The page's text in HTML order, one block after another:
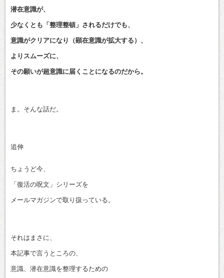
潜在意識が、
少なくとも「整理整頓」されるだけでも、
意識がクリアになり（顕在意識が拡大する）、
よりスムーズに、
その願いが超意識に届くことになるのだから。
ま。そんな話だ。
追伸
ちょうど今、
「復活の呪文」シリーズを
メールマガジンで取り扱っている。
それはまさに、
本記事で言うところの、
意識、潜在意識を整理するための